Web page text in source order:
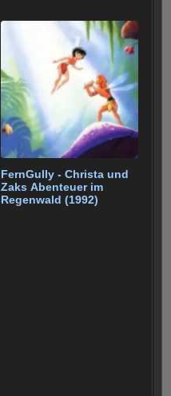
FernGully - Christa und
Zaks Abenteuer im
Regenwald (1992)